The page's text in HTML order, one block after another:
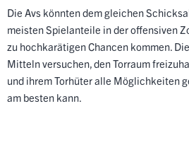
Die Avs könnten dem gleichen
meisten Spielanteile in der offensiven
zu hochkarätigen Chancen kommen.
Mitteln versuchen, den Torraum
und ihrem Torhüter alle Möglichkeiten
am besten kann.